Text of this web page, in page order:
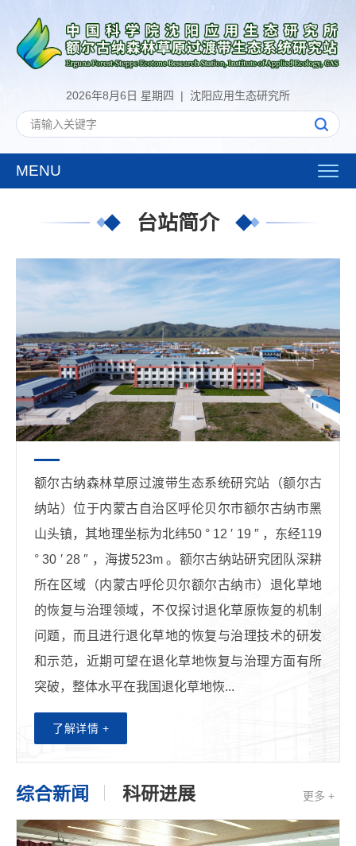
2026年8月6日 星期四 | 沈阳应用生态研究所
MENU
台站简介
额尔古纳森林草原过渡带生态系统研究站（额尔古
纳站）位于内蒙古自治区呼伦贝尔市额尔古纳市黑
山头镇，其地理坐标为北纬50 ° 12 ′ 19 ″ ，东经119
° 30 ′ 28 ″ ，海拔523m 。额尔古纳站研究团队深耕
所在区域（内蒙古呼伦贝尔额尔古纳市）退化草地
的恢复与治理领域，不仅探讨退化草原恢复的机制
问题，而且进行退化草地的恢复与治理技术的研发
和示范，近期可望在退化草地恢复与治理方面有所
突破，整体水平在我国退化草地恢...
了解详情 +
综合新闻 科研进展 更多 +